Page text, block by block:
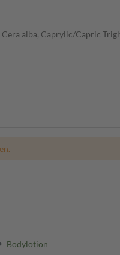
alba, Caprylic/Capric
Bodylotion